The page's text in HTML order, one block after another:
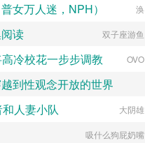
女万人迷，NPH）
涣
读 双子座游鱼
冷校花一步步调教 OVO
到性观念开放的世界
热爱生活的小东
人妻小队 大阴雄
吸什么狗屁奶嘴